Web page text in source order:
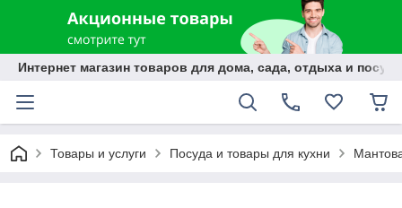
Интернет магазин товаров для дома, сада, отдыха и
Товары и услуги Посуда и товары для кухни